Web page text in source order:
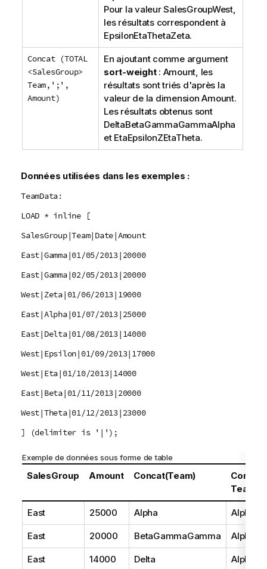
Pour la valeurSalesGroupWest,
les résultats correspondent à
EpsilonEtaThetaZeta.
Concat (TOTAL
<SalesGroup>
Team,';',
Amount)
En ajoutant comme argument
sort-weight: Amount , les
résultats sont triés d'après la
valeur de la dimensionAmount.
Les résultats obtenus sont
DeltaBetaGammaGammaAlpha
et EtaEpsilonZEtaTheta.
Données utilisées dans les exemples :
TeamData:
LOAD * inline [
SalesGroup|Team|Date|Amount
East|Gamma|01/05/2013|20000
East|Gamma|02/05/2013|20000
West|Zeta|01/06/2013|19000
East|Alpha|01/07/2013|25000
East|Delta|01/08/2013|14000
West|Epsilon|01/09/2013|17000
West|Eta|01/10/2013|14000
East|Beta|01/11/2013|20000
West|Theta|01/12/2013|23000
] (delimiter is '|');
Exemple de données sous forme de table
SalesGroup Amount Concat(Team)
Team)
East 25000 Alpha
East 20000 BetaGammaGamma
East 14000 Delta